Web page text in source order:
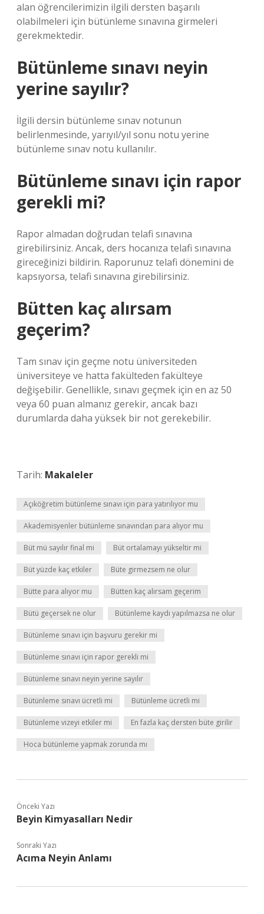
alan öğrencilerimizin ilgili dersten başarılı
olabilmeleri için bütünleme sınavına girmeleri
gerekmektedir.
Bütünleme sınavı neyin
yerine sayılır?
İlgili dersin bütünleme sınav notunun
belirlenmesinde, yarıyıl/yıl sonu notu yerine
bütünleme sınav notu kullanılır.
Bütünleme sınavı için rapor
gerekli mi?
Rapor almadan doğrudan telafi sınavına
girebilirsiniz. Ancak, ders hocanıza telafi sınavına
gireceğinizi bildirin. Raporunuz telafi dönemini de
kapsıyorsa, telafi sınavına girebilirsiniz.
Bütten kaç alırsam
geçerim?
Tam sınav için geçme notu üniversiteden
üniversiteye ve hatta fakülteden fakülteye
değişebilir. Genellikle, sınavı geçmek için en az 50
veya 60 puan almanız gerekir, ancak bazı
durumlarda daha yüksek bir not gerekebilir.
Tarih: Makaleler
Açıköğretim bütünleme sınavı için para yatırılıyor mu
Akademisyenler bütünleme sınavından para alıyor mu
Büt mü sayılır final mi Büt ortalamayı yükseltir mi
Büt yüzde kaç etkiler Büte girmezsem ne olur
Bütte para alıyor mu Bütten kaç alırsam geçerim
Bütü geçersek ne olur Bütünleme kaydı yapılmazsa ne olur
Bütünleme sınavı için başvuru gerekir mi
Bütünleme sınavı için rapor gerekli mi
Bütünleme sınavı neyin yerine sayılır
Bütünleme sınavı ücretli mi Bütünleme ücretli mi
Bütünleme vizeyi etkiler mi En fazla kaç dersten büte girilir
Hoca bütünleme yapmak zorunda mı
Önceki Yazı
Beyin Kimyasalları Nedir
Sonraki Yazı
Acıma Neyin Anlamı